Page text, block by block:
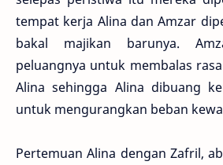
tempat kerja Alina dan Amzar
bakal majikan barunya.
peluangnya untuk membalas
Alina sehingga Alina dibuang
untuk mengurangkan beban
Pertemuan Alina dengan Zafril,